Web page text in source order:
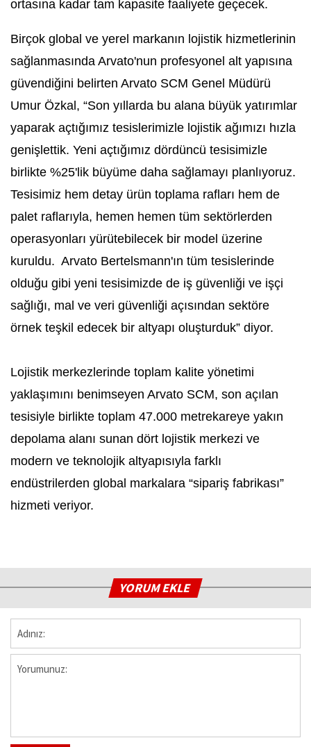
ortasına kadar tam kapasite faaliyete geçecek.
Birçok global ve yerel markanın lojistik hizmetlerinin
sağlanmasında Arvato'nun profesyonel alt yapısına
güvendiğini belirten Arvato SCM Genel Müdürü
Umur Özkal, “Son yıllarda bu alana büyük yatırımlar
yaparak açtığımız tesislerimizle lojistik ağımızı hızla
genişlettik. Yeni açtığımız dördüncü tesisimizle
birlikte %25'lik büyüme daha sağlamayı planlıyoruz.
Tesisimiz hem detay ürün toplama rafları hem de
palet raflarıyla, hemen hemen tüm sektörlerden
operasyonları yürütebilecek bir model üzerine
kuruldu. Arvato Bertelsmann'ın tüm tesislerinde
olduğu gibi yeni tesisimizde de iş güvenliği ve işçi
sağlığı, mal ve veri güvenliği açısından sektöre
örnek teşkil edecek bir altyapı oluşturduk” diyor.
Lojistik merkezlerinde toplam kalite yönetimi
yaklaşımını benimseyen Arvato SCM, son açılan
tesisiyle birlikte toplam 47.000 metrekareye yakın
depolama alanı sunan dört lojistik merkezi ve
modern ve teknolojik altyapısıyla farklı
endüstrilerden global markalara “sipariş fabrikası”
hizmeti veriyor.
YORUM EKLE